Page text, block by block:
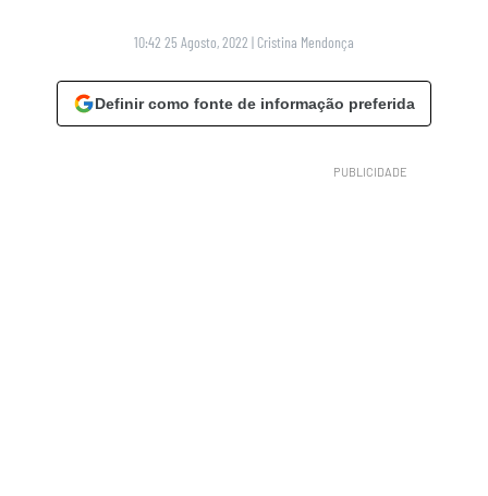
10:42 25 Agosto, 2022 | Cristina Mendonça
Definir como fonte de informação preferida